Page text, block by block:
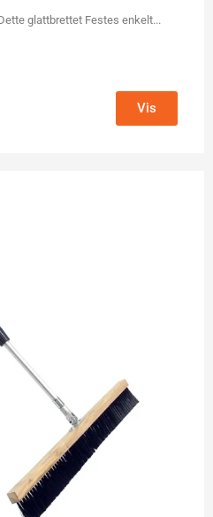
glattbrettet Festes enkelt...
Vis